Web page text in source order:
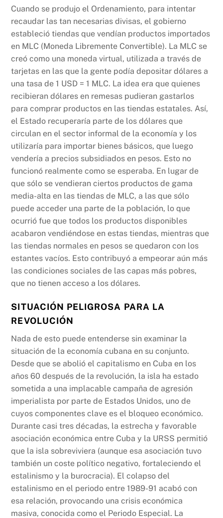
Cuando se produjo el Ordenamiento, para intentar
recaudar las tan necesarias divisas, el gobierno
estableció tiendas que vendían productos importados
en MLC (Moneda Libremente Convertible). La MLC se
creó como una moneda virtual, utilizada a través de
tarjetas en las que la gente podía depositar dólares a
una tasa de 1 USD = 1 MLC. La idea era que quienes
recibieran dólares en remesas pudieran gastarlos
para comprar productos en las tiendas estatales. Así,
el Estado recuperaría parte de los dólares que
circulan en el sector informal de la economía y los
utilizaría para importar bienes básicos, que luego
vendería a precios subsidiados en pesos. Esto no
funcionó realmente como se esperaba. En lugar de
que sólo se vendieran ciertos productos de gama
media-alta en las tiendas de MLC, a las que sólo
puede acceder una parte de la población, lo que
ocurrió fue que todos los productos disponibles
acabaron vendiéndose en estas tiendas, mientras que
las tiendas normales en pesos se quedaron con los
estantes vacíos. Esto contribuyó a empeorar aún más
las condiciones sociales de las capas más pobres,
que no tienen acceso a los dólares.
SITUACIÓN PELIGROSA PARA LA
REVOLUCIÓN
Nada de esto puede entenderse sin examinar la
situación de la economía cubana en su conjunto.
Desde que se abolió el capitalismo en Cuba en los
años 60 después de la revolución, la isla ha estado
sometida a una implacable campaña de agresión
imperialista por parte de Estados Unidos, uno de
cuyos componentes clave es el bloqueo económico.
Durante casi tres décadas, la estrecha y favorable
asociación económica entre Cuba y la URSS permitió
que la isla sobreviviera (aunque esa asociación tuvo
también un coste político negativo, fortaleciendo el
estalinismo y la burocracia). El colapso del
estalinismo en el periodo entre 1989-91 acabó con
esa relación, provocando una crisis económica
masiva, conocida como el Periodo Especial. La